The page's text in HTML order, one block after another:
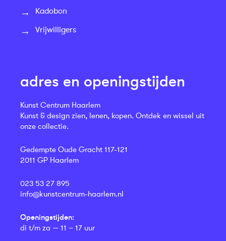
Kadobon
Vrijwilligers
adres en openingstijden
Kunst Centrum Haarlem
Kunst & design zien, lenen, kopen. Ontdek en wissel uit
onze collectie.
Gedempte Oude Gracht 117-121
2011 GP Haarlem
023 53 27 895
info@kunstcentrum-haarlem.nl
Openingstijden:
di t/m za — 11 – 17 uur